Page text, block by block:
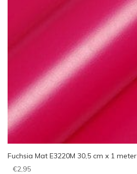
Fuchsia Mat E3220M 30,5 cm x 1 meter
€2,95